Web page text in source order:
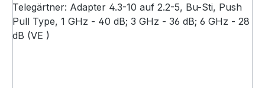
Telegärtner: Adapter 4.3-10 auf 2.2-5, Bu-Sti, Push
Pull Type, 1 GHz - 40 dB; 3 GHz - 36 dB; 6 GHz - 28
dB (VE )